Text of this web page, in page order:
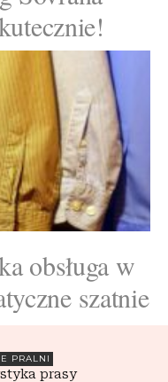
obsługa w
szatnie
PRALNI
prasy